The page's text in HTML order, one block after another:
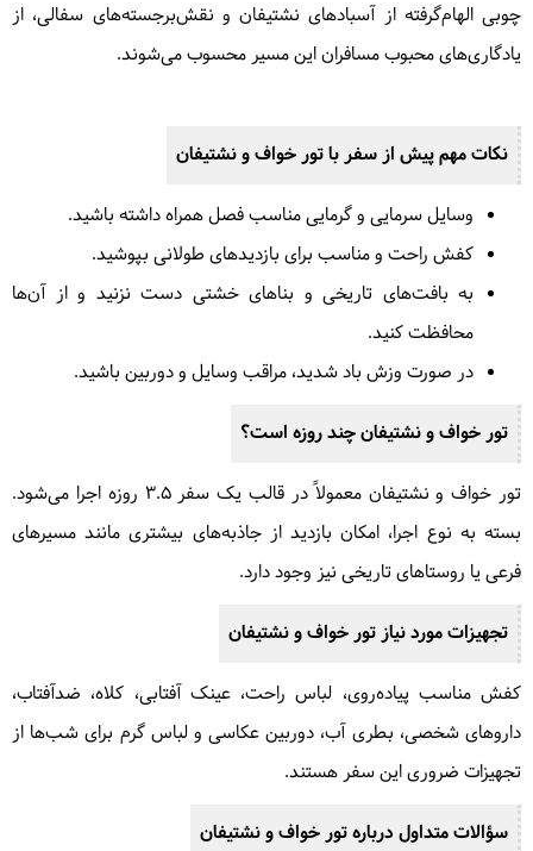
چوبی الهام‌گرفته از آسبادهای نشتیفان و نقش‌برجسته‌های سفالی، از
یادگاری‌های محبوب مسافران این مسیر محسوب می‌شوند.
نکات مهم پیش از سفر با تور خواف و نشتیفان
وسایل سرمایی و گرمایی مناسب فصل همراه داشته باشید.
کفش راحت و مناسب برای بازدیدهای طولانی بپوشید.
به بافت‌های تاریخی و بناهای خشتی دست نزنید و از آن‌ها
محافظت کنید.
در صورت وزش باد شدید، مراقب وسایل و دوربین باشید.
تور خواف و نشتیفان چند روزه است؟
تور خواف و نشتیفان معمولاً در قالب یک سفر ۳.۵ روزه اجرا می‌شود.
بسته به نوع اجرا، امکان بازدید از جاذبه‌های بیشتری مانند مسیرهای
فرعی یا روستاهای تاریخی نیز وجود دارد.
تجهیزات مورد نیاز تور خواف و نشتیفان
کفش مناسب پیاده‌روی، لباس راحت، عینک آفتابی، کلاه، ضدآفتاب،
داروهای شخصی، بطری آب، دوربین عکاسی و لباس گرم برای شب‌ها از
تجهیزات ضروری این سفر هستند.
سؤالات متداول درباره تور خواف و نشتیفان